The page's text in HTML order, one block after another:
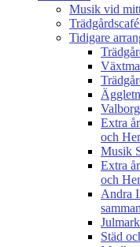
Musik vid
Tidigare
Extra
och
Musik
Extra
och
Andra
Städ